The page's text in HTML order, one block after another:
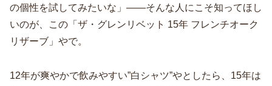
の個性を試してみたいな」――そんな人にこそ知ってほし
いのが、この「ザ・グレンリベット 15年 フレンチオーク
リザーブ」やで。
12年が爽やかで飲みやすい”白シャツ”やとしたら、15年は